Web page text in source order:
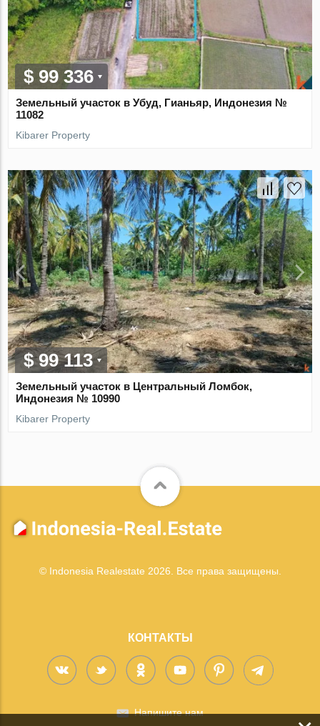
$ 99 336
Земельный участок в Убуд, Гианьяр, Индонезия №
11082
Kibarer Property
$ 99 113
Земельный участок в Центральный Ломбок,
Индонезия № 10990
Kibarer Property
© Indonesia Realestate 2026. Все права защищены.
КОНТАКТЫ
Напишите нам